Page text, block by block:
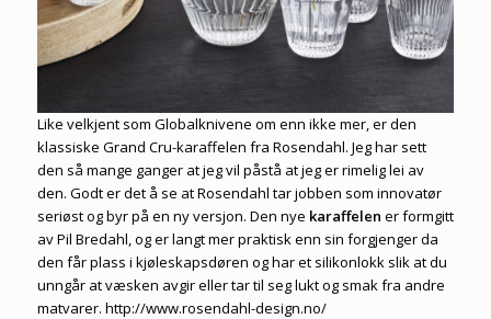
Like velkjent som Globalknivene om enn ikke mer, er den
klassiske Grand Cru-karaffelen fra Rosendahl. Jeg har sett
den så mange ganger at jeg vil påstå at jeg er rimelig lei av
den. Godt er det å se at Rosendahl tar jobben som innovatør
seriøst og byr på en ny versjon. Den nye karaffelen er formgitt
av Pil Bredahl, og er langt mer praktisk enn sin forgjenger da
den får plass i kjøleskapsdøren og har et silikonlokk slik at du
unngår at væsken avgir eller tar til seg lukt og smak fra andre
matvarer. http://www.rosendahl-design.no/